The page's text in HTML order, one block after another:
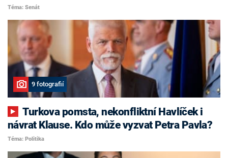
Téma: Senát
9 fotografií
Turkova pomsta, nekonfliktní Havlíček i
návrat Klause. Kdo může vyzvat Petra Pavla?
Téma: Politika